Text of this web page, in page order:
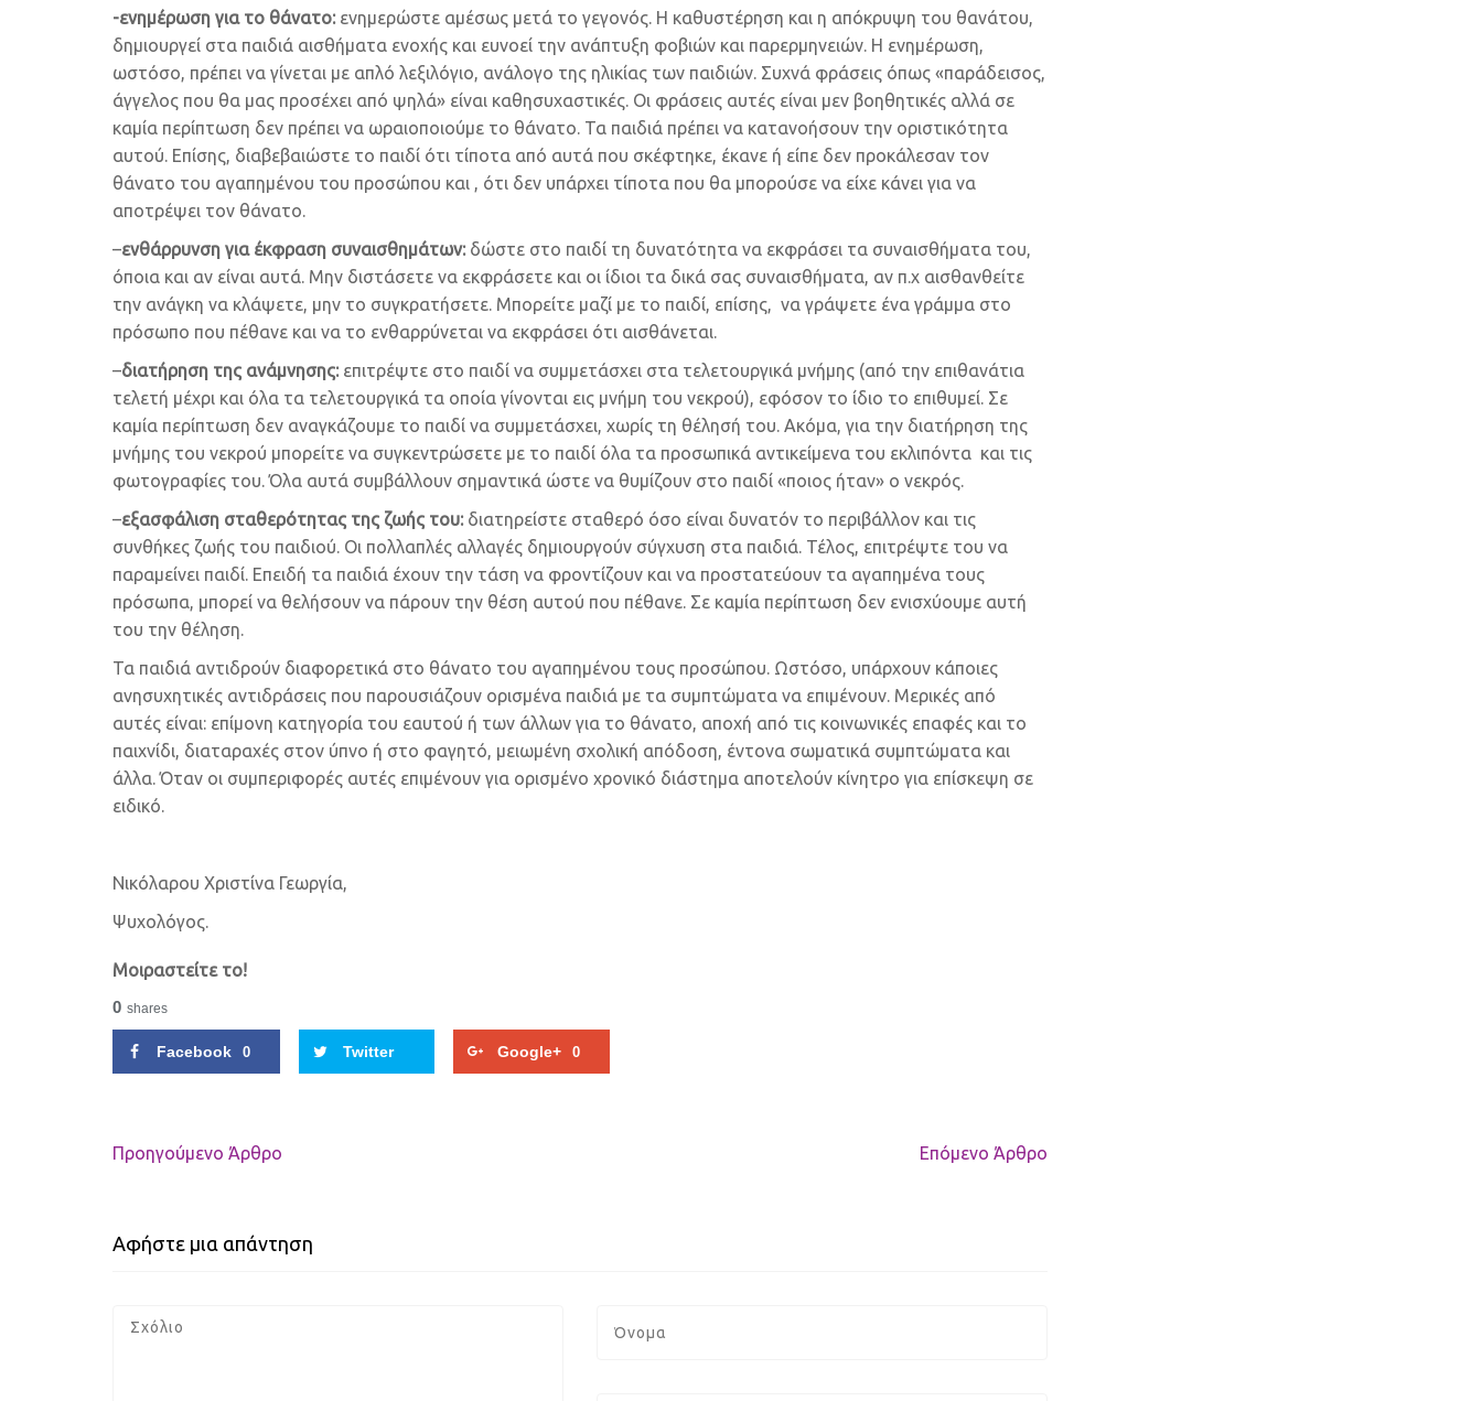
-ενημέρωση για το θάνατο: ενημερώστε αμέσως μετά το γεγονός. Η καθυστέρηση και η απόκρυψη του θανάτου,
δημιουργεί στα παιδιά αισθήματα ενοχής και ευνοεί την ανάπτυξη φοβιών και παρερμηνειών. Η ενημέρωση,
ωστόσο, πρέπει να γίνεται με απλό λεξιλόγιο, ανάλογο της ηλικίας των παιδιών. Συχνά φράσεις όπως «παράδεισος,
άγγελος που θα μας προσέχει από ψηλά» είναι καθησυχαστικές. Οι φράσεις αυτές είναι μεν βοηθητικές αλλά σε
καμία περίπτωση δεν πρέπει να ωραιοποιούμε το θάνατο. Τα παιδιά πρέπει να κατανοήσουν την οριστικότητα
αυτού. Επίσης, διαβεβαιώστε το παιδί ότι τίποτα από αυτά που σκέφτηκε, έκανε ή είπε δεν προκάλεσαν τον
θάνατο του αγαπημένου του προσώπου και , ότι δεν υπάρχει τίποτα που θα μπορούσε να είχε κάνει για να
αποτρέψει τον θάνατο.
–ενθάρρυνση για έκφραση συναισθημάτων:δώστε στο παιδί τη δυνατότητα να εκφράσει τα συναισθήματα του,
όποια και αν είναι αυτά. Μην διστάσετε να εκφράσετε και οι ίδιοι τα δικά σας συναισθήματα, αν π.χ αισθανθείτε
την ανάγκη να κλάψετε, μην το συγκρατήσετε. Μπορείτε μαζί με το παιδί, επίσης, να γράψετε ένα γράμμα στο
πρόσωπο που πέθανε και να το ενθαρρύνεται να εκφράσει ότι αισθάνεται.
–διατήρηση της ανάμνησης: επιτρέψτε στο παιδί να συμμετάσχει στα τελετουργικά μνήμης (από την επιθανάτια
τελετή μέχρι και όλα τα τελετουργικά τα οποία γίνονται εις μνήμη του νεκρού), εφόσον το ίδιο το επιθυμεί. Σε
καμία περίπτωση δεν αναγκάζουμε το παιδί να συμμετάσχει, χωρίς τη θέλησή του. Ακόμα, για την διατήρηση της
μνήμης του νεκρού μπορείτε να συγκεντρώσετε με το παιδί όλα τα προσωπικά αντικείμενα του εκλιπόντα και τις
φωτογραφίες του. Όλα αυτά συμβάλλουν σημαντικά ώστε να θυμίζουν στο παιδί «ποιος ήταν» ο νεκρός.
–εξασφάλιση σταθερότητας της ζωής του: διατηρείστε σταθερό όσο είναι δυνατόν το περιβάλλον και τις
συνθήκες ζωής του παιδιού. Οι πολλαπλές αλλαγές δημιουργούν σύγχυση στα παιδιά. Τέλος, επιτρέψτε του να
παραμείνει παιδί. Επειδή τα παιδιά έχουν την τάση να φροντίζουν και να προστατεύουν τα αγαπημένα τους
πρόσωπα, μπορεί να θελήσουν να πάρουν την θέση αυτού που πέθανε. Σε καμία περίπτωση δεν ενισχύουμε αυτή
του την θέληση.
Τα παιδιά αντιδρούν διαφορετικά στο θάνατο του αγαπημένου τους προσώπου. Ωστόσο, υπάρχουν κάποιες
ανησυχητικές αντιδράσεις που παρουσιάζουν ορισμένα παιδιά με τα συμπτώματα να επιμένουν. Μερικές από
αυτές είναι: επίμονη κατηγορία του εαυτού ή των άλλων για το θάνατο, αποχή από τις κοινωνικές επαφές και το
παιχνίδι, διαταραχές στον ύπνο ή στο φαγητό, μειωμένη σχολική απόδοση, έντονα σωματικά συμπτώματα και
άλλα. Όταν οι συμπεριφορές αυτές επιμένουν για ορισμένο χρονικό διάστημα αποτελούν κίνητρο για επίσκεψη σε
ειδικό.
Νικόλαρου Χριστίνα Γεωργία,
Ψυχολόγος.
Μοιραστείτε το!
0 shares
Facebook 0 Twitter Google+ 0
Προηγούμενo Άρθρο Επόμενο Άρθρο
Αφήστε μια απάντηση